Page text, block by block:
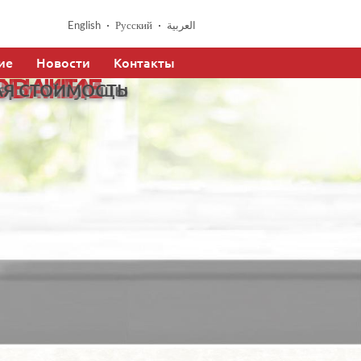
English Русский العربية
Новости Контакты
курицы
СТОИМОСТЬ